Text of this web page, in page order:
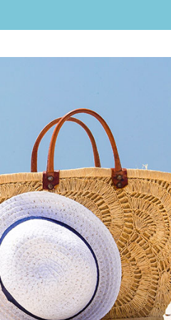
LA BOUTIQUE
Accueil
Costume de
0,00€